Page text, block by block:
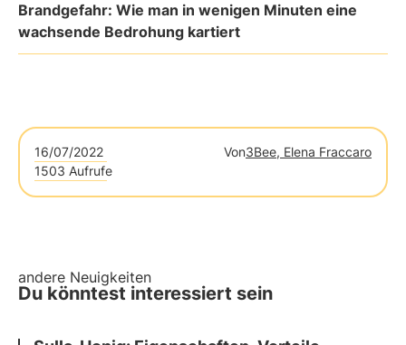
Brandgefahr: Wie man in wenigen Minuten eine
wachsende Bedrohung kartiert
16/07/2022 Von3Bee, Elena Fraccaro
1503 Aufrufe
andere Neuigkeiten
Du könntest interessiert sein